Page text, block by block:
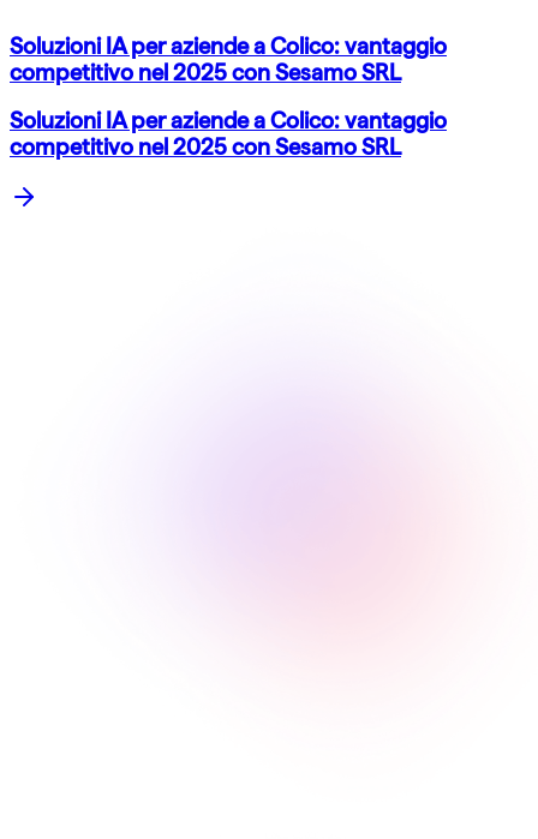
Soluzioni IA per aziende a Colico: vantaggio
competitivo nel 2025 con Sesamo SRL
Soluzioni IA per aziende a Colico: vantaggio
competitivo nel 2025 con Sesamo SRL